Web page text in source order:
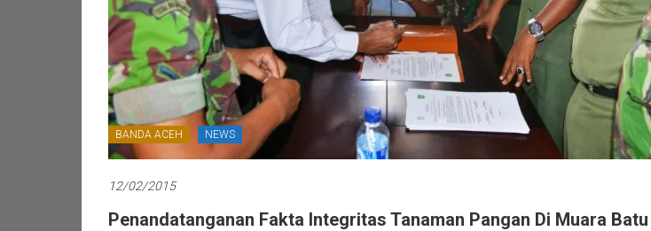
BANDA ACEH NEWS
12/02/2015
Penandatanganan Fakta Integritas Tanaman Pangan Di Muara Batu